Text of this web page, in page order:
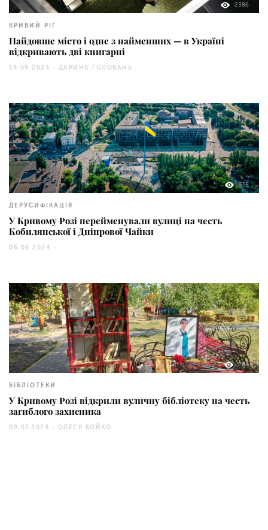
2386
КРИВИЙ РІГ
Найдовше місто і одне з найменших — в Україні
відкривають дві книгарні
19.09.2024 - ДАРИНА ГОЛОВАНЬ
358
ДЕРУСИФІКАЦІЯ
У Кривому Розі перейменували вулиці на честь
Кобилянської і Дніпрової Чайки
06.08.2024 -
288
БІБЛІОТЕКИ
У Кривому Розі відкрили вуличну бібліотеку на честь
загиблого захисника
09.07.2024 - ОЛЕСЯ БОЙКО